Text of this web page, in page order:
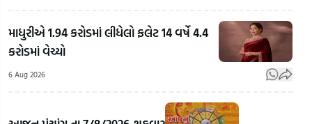
માધુરીએ 1.94 કરોડમાં લીધેલો ફલેટ 14 વર્ષે 4.4
કરોડમાં વેચ્યો
6 Aug 2026
અલમોડાના